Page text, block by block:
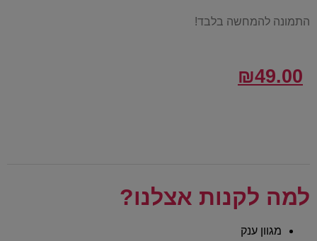
התמונה להמחשה בלבד!
₪49.00
למה לקנות אצלנו?
מגוון ענק